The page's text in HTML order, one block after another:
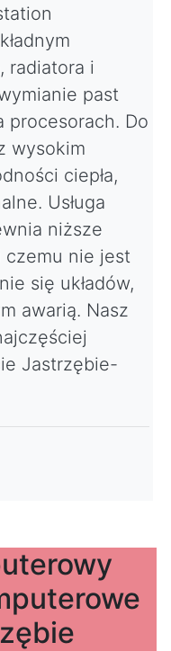
radiatora i
past
procesorach. Do
wysokim
ciepła,
Usługa
niższe
nie jest
się układów,
awarią. Nasz
Jastrzębie-